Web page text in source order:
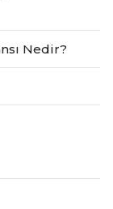
Nedir?